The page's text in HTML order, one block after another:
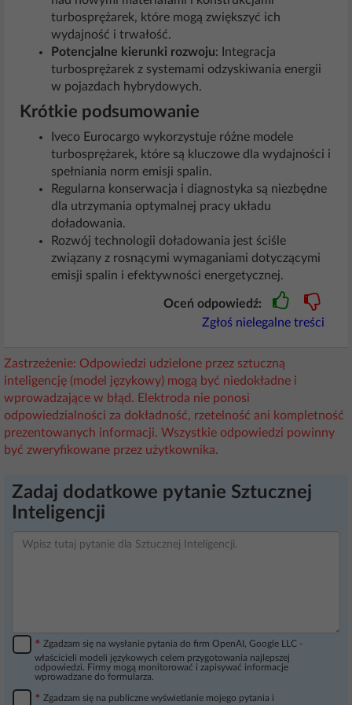
turbosprężarek, które mogą zwiększyć ich
wydajność i trwałość.
Potencjalne kierunki rozwoju: Integracja
turbosprężarek z systemami odzyskiwania energii
w pojazdach hybrydowych.
Krótkie podsumowanie
Iveco Eurocargo wykorzystuje różne modele
turbosprężarek, które są kluczowe dla wydajności i
spełniania norm emisji spalin.
Regularna konserwacja i diagnostyka są niezbędne
dla utrzymania optymalnej pracy układu
doładowania.
Rozwój technologii doładowania jest ściśle
związany z rosnącymi wymaganiami dotyczącymi
emisji spalin i efektywności energetycznej.
Oceń odpowiedź:
Zgłoś nielegalne treści
Zastrzeżenie: Odpowiedzi udzielone przez sztuczną
inteligencję (model językowy) mogą być niedokładne i
wprowadzające w błąd. Elektroda nie ponosi
odpowiedzialności za dokładność, rzetelność ani kompletność
prezentowanych informacji. Wszystkie odpowiedzi powinny
być zweryfikowane przez użytkownika.
Zadaj dodatkowe pytanie Sztucznej
Inteligencji
* Zgadzam się na wysłanie pytania do firm OpenAI, Google LLC -
właścicieli modeli językowych celem przygotowania najlepszej
odpowiedzi. Firmy mogą monitorować i zapisywać informacje
wprowadzane do formularza.
* Zgadzam się na publiczne wyświetlanie mojego pytania i